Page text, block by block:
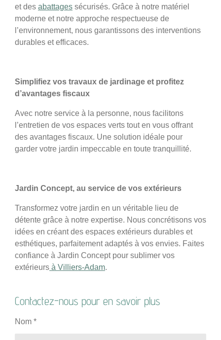
et des abattages sécurisés. Grâce à notre matériel
moderne et notre approche respectueuse de
l’environnement, nous garantissons des interventions
durables et efficaces.
Simplifiez vos travaux de jardinage et profitez
d’avantages fiscaux
Avec notre service à la personne, nous facilitons
l’entretien de vos espaces verts tout en vous offrant
des avantages fiscaux. Une solution idéale pour
garder votre jardin impeccable en toute tranquillité.
Jardin Concept, au service de vos extérieurs
Transformez votre jardin en un véritable lieu de
détente grâce à notre expertise. Nous concrétisons vos
idées en créant des espaces extérieurs durables et
esthétiques, parfaitement adaptés à vos envies. Faites
confiance à Jardin Concept pour sublimer vos
extérieurs à Villiers-Adam.
Contactez-nous pour en savoir plus
Nom *